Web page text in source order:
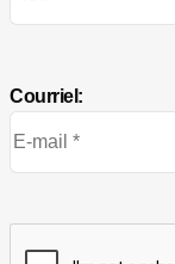
Courriel: